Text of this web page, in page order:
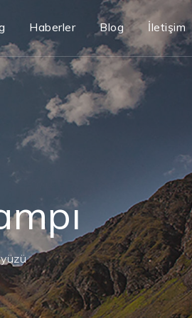
Haberler Blog İletişim